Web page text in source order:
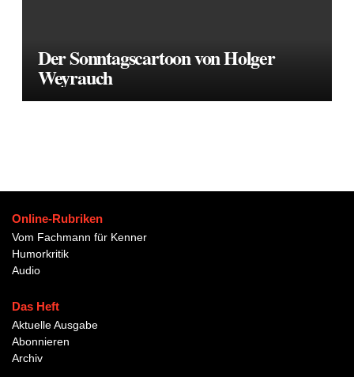
Der Sonntagscartoon von Holger
Weyrauch
Online-Rubriken
Vom Fachmann für Kenner
Humorkritik
Audio
Das Heft
Aktuelle Ausgabe
Abonnieren
Archiv